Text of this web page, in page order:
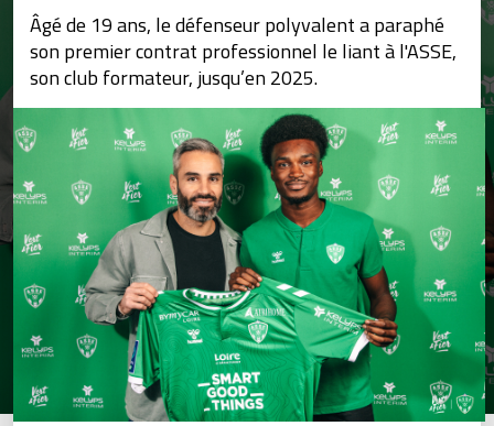
Âgé de 19 ans, le défenseur polyvalent a paraphé
son premier contrat professionnel le liant à l'ASSE,
son club formateur, jusqu’en 2025.